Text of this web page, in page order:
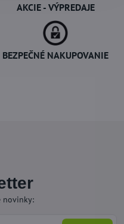
AKCIE - VÝPREDAJE
BEZPEČNÉ NAKUPOVANIE
novinky: